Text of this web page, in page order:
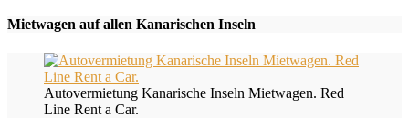
Mietwagen auf allen Kanarischen Inseln
Autovermietung Kanarische Inseln Mietwagen. Red
Line Rent a Car.